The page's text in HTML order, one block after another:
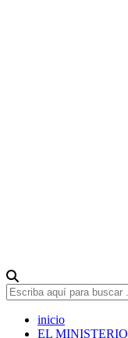
inicio
EL MINISTERIO